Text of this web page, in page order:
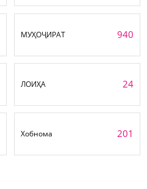
МУҲОҶИРАТ 940
ЛОИҲА 24
Хобнома 201